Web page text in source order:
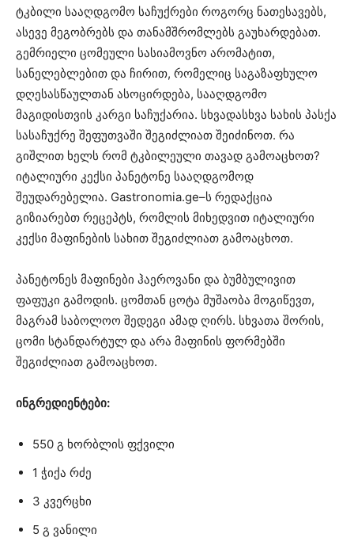
ტკბილი სააღდგომო საჩუქრები როგორც ნათესავებს,
ასევე მეგობრებს და თანამშრომლებს გაუხარდებათ.
გემრიელი ცომეული სასიამოვნო არომატით,
სანელებლებით და ჩირით, რომელიც საგაზაფხულო
დღესასწაულთან ასოცირდება, სააღდგომო
მაგიდისთვის კარგი საჩუქარია. სხვადასხვა სახის პასქა
სასაჩუქრე შეფუთვაში შეგიძლიათ შეიძინოთ. რა
გიშლით ხელს რომ ტკბილეული თავად გამოაცხოთ?
იტალიური კექსი პანეტონე სააღდგომოდ
შეუდარებელია. Gastronomia.ge–ს რედაქცია
გიზიარებთ რეცეპტს, რომლის მიხედვით იტალიური
კექსი მაფინების სახით შეგიძლიათ გამოაცხოთ.
პანეტონეს მაფინები ჰაეროვანი და ბუმბულივით
ფაფუკი გამოდის. ცომთან ცოტა მუშაობა მოგიწევთ,
მაგრამ საბოლოო შედეგი ამად ღირს. სხვათა შორის,
ცომი სტანდარტულ და არა მაფინის ფორმებში
შეგიძლიათ გამოაცხოთ.
ინგრედიენტები:
550 გ ხორბლის ფქვილი
1 ჭიქა რძე
3 კვერცხი
5 გ ვანილი